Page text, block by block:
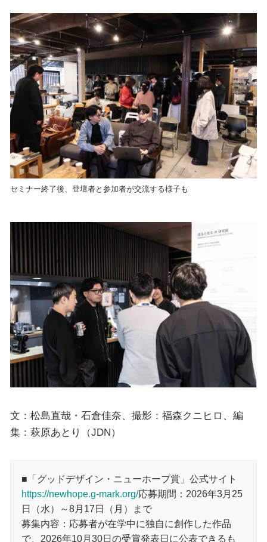
セミナー終了後、登壇者と参加者が交流する様子も
文：松島直哉・石倉佳奈、撮影：福森クニヒロ、編
集：萩原あとり（JDN）
■「グッドデザイン・ニューホープ賞」公式サイト
https://newhope.g-mark.org/応募期間：2026年3月25
日（水）～8月17日（月）まで
募集内容：応募者が在学中に独自に創作した作品
で、2026年10月30日の受賞発表日に公表できるも